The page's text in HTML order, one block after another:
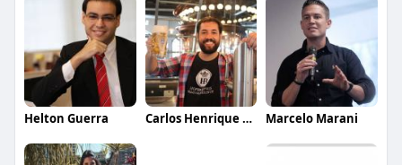
Helton Guerra Carlos Henrique de Faria Vasconcelos Marcelo Marani